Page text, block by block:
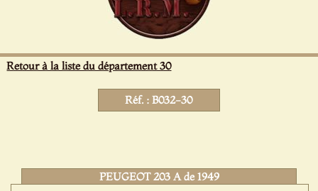
Retour à la liste du département 30
Réf. : B032-30
PEUGEOT 203 A de 1949